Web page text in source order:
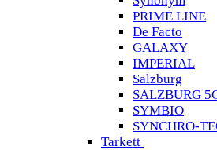
PRIME LINE
De Facto
GALAXY
IMPERIAL
Salzburg
SALZBURG
SYMBIO
SYNCHRO-
Tarkett